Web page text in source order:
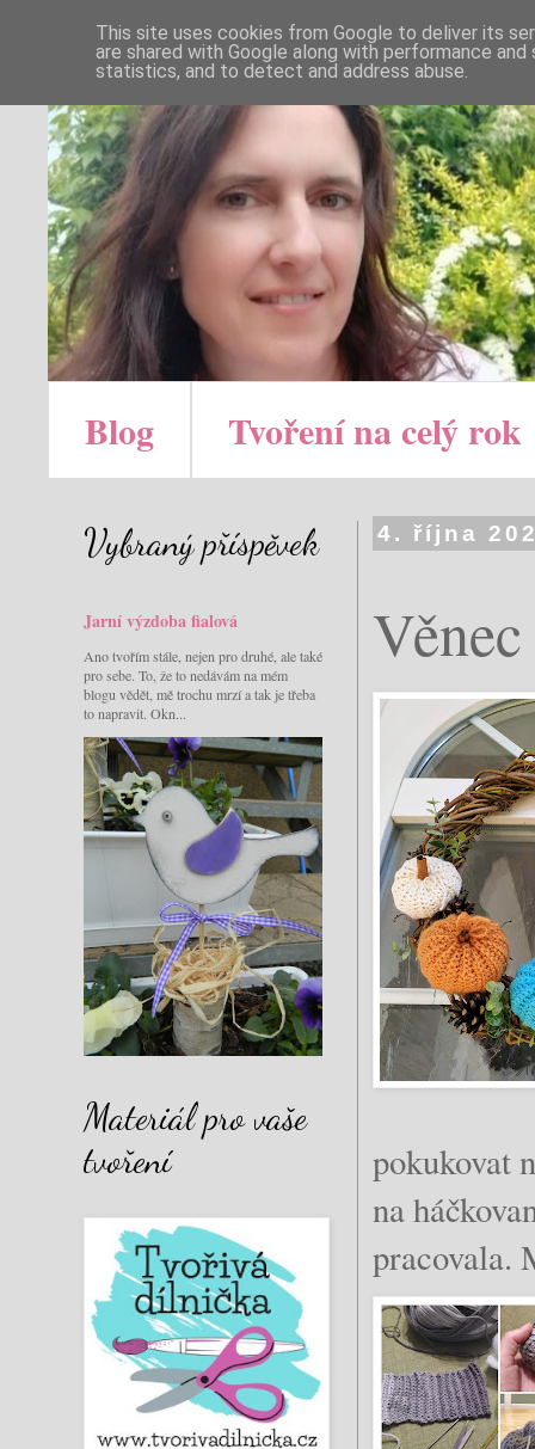
Blog Tvoření na celý rok
4. října
pokukovat
na
pracovala.
Vybraný příspěvek
Jarní výzdoba fialová
Ano tvořím stále, nejen pro druhé, ale také
pro sebe. To, že to nedávám na mém
blogu vědět, mě trochu mrzí a tak je třeba
to napravit. Okn...
Materiál pro vaše
tvoření
This site uses cookies from Google to deliver its
are shared with Google along with performance
statistics, and to detect and address abuse.